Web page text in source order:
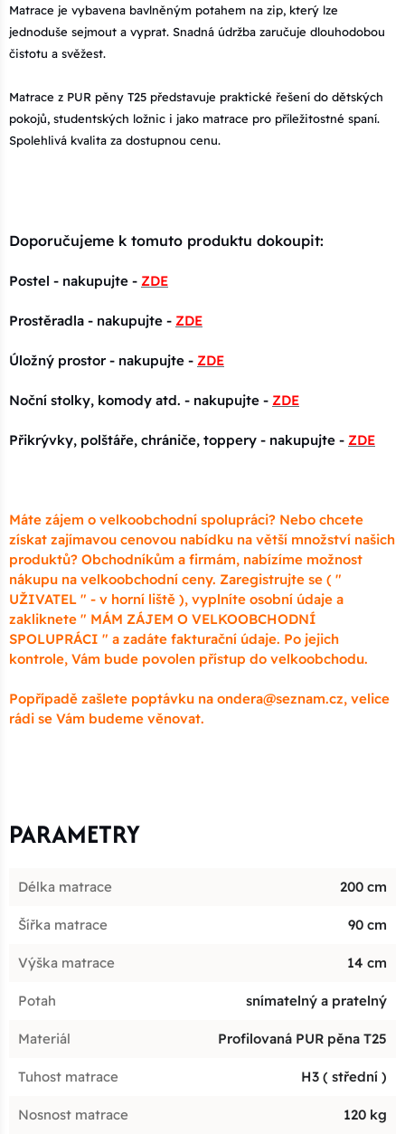
Matrace je vybavena bavlněným potahem na zip, který lze
jednoduše sejmout a vyprat. Snadná údržba zaručuje dlouhodobou
čistotu a svěžest.
Matrace z PUR pěny T25 představuje praktické řešení do dětských
pokojů, studentských ložnic i jako matrace pro příležitostné spaní.
Spolehlivá kvalita za dostupnou cenu.
Doporučujeme k tomuto produktu dokoupit:
Postel - nakupujte - ZDE
Prostěradla - nakupujte - ZDE
Úložný prostor - nakupujte - ZDE
Noční stolky, komody atd. - nakupujte - ZDE
Přikrývky, polštáře, chrániče, toppery - nakupujte - ZDE
Máte zájem o velkoobchodní spolupráci? Nebo chcete
získat zajímavou cenovou nabídku na větší množství našich
produktů? Obchodníkům a firmám, nabízíme možnost
nákupu na velkoobchodní ceny. Zaregistrujte se ( "
UŽIVATEL " - v horní liště ), vyplníte osobní údaje a
zakliknete " MÁM ZÁJEM O VELKOOBCHODNÍ
SPOLUPRÁCI " a zadáte fakturační údaje. Po jejich
kontrole, Vám bude povolen přístup do velkoobchodu.
Popřípadě zašlete poptávku na ondera@seznam.cz, velice
rádi se Vám budeme věnovat.
PARAMETRY
Délka matrace 200 cm
Šířka matrace 90 cm
Výška matrace 14 cm
Potah snímatelný a pratelný
Materiál Profilovaná PUR pěna T25
Tuhost matrace H3 ( střední )
Nosnost matrace 120 kg